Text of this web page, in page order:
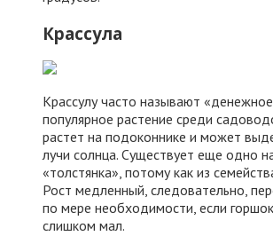
Крассула
Крассулу часто называют
популярное растение среди
растет на подоконнике и может
лучи солнца. Существует еще одно
«толстянка», потому как из
Рост медленный, следовательно,
по мере необходимости, если
слишком мал.